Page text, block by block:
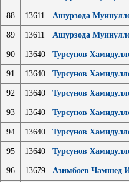
88 13611 Ашурзода
89 13611 Ашурзода
90 13640 Турсунов
91 13640 Турсунов
92 13640 Турсунов
93 13640 Турсунов
94 13640 Турсунов
95 13640 Турсунов
96 13679 Азимбоев Чамшед